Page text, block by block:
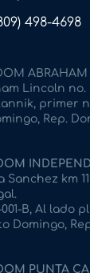
498-4698
Lincoln no.
primer
Rep.
Sanchez km
B, Al lado
Domingo,
PUNTA